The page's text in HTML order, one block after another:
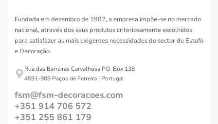
Fundada em dezembro de 1982, a empresa impõe-se no mercado
nacional, através dos seus produtos criteriosamente escolhidos
para satisfazer as mais exigentes necessidades do sector de Estofo
e Decoração.
Rua das Barreiras Carvalhosa PO. Box 138
4591-909 Paços de Ferreira | Portugal
fsm@fsm-decoracoes.com
+351 914 706 572
+351 255 861 179